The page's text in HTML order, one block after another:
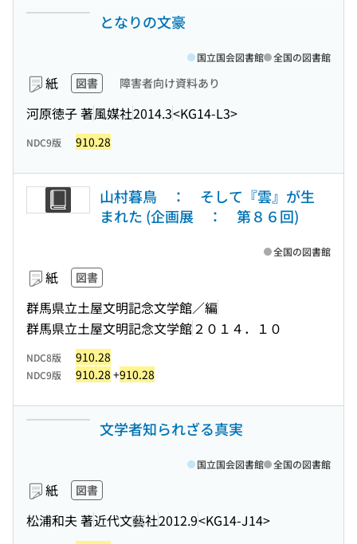
となりの文豪
紙 図書 障害者向け資料あり
河原徳子 著風媒社2014.3<KG14-L3>
国立国会図書館 全国の図書館
NDC9版 910.28
山村暮鳥 ： そして『雲』が生
まれた (企画展 ： 第８６回)
紙 図書
群馬県立土屋文明記念文学館／編
群馬県立土屋文明記念文学館 ２０１４．１０
全国の図書館
NDC8版 910.28
NDC9版 910.28 +910.28
文学者知られざる真実
紙 図書
松浦和夫 著近代文藝社2012.9<KG14-J14>
国立国会図書館 全国の図書館